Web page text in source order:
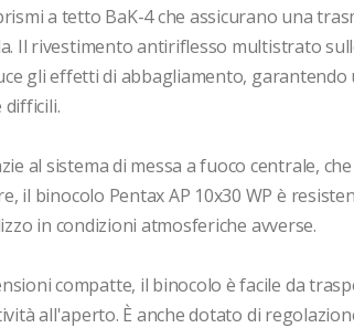
a tetto BaK-4 che assicurano una
Il rivestimento antiriflesso multistrato
gli effetti di abbagliamento, garantendo
difficili.
al sistema di messa a fuoco centrale,
il binocolo Pentax AP 10x30 WP è
in condizioni atmosferiche avverse.
compatte, il binocolo è facile da
all'aperto. È anche dotato di